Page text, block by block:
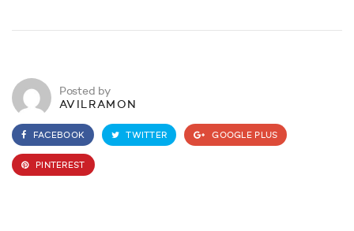
Posted by
AVILRAMON
FACEBOOK TWITTER GOOGLE PLUS
PINTEREST